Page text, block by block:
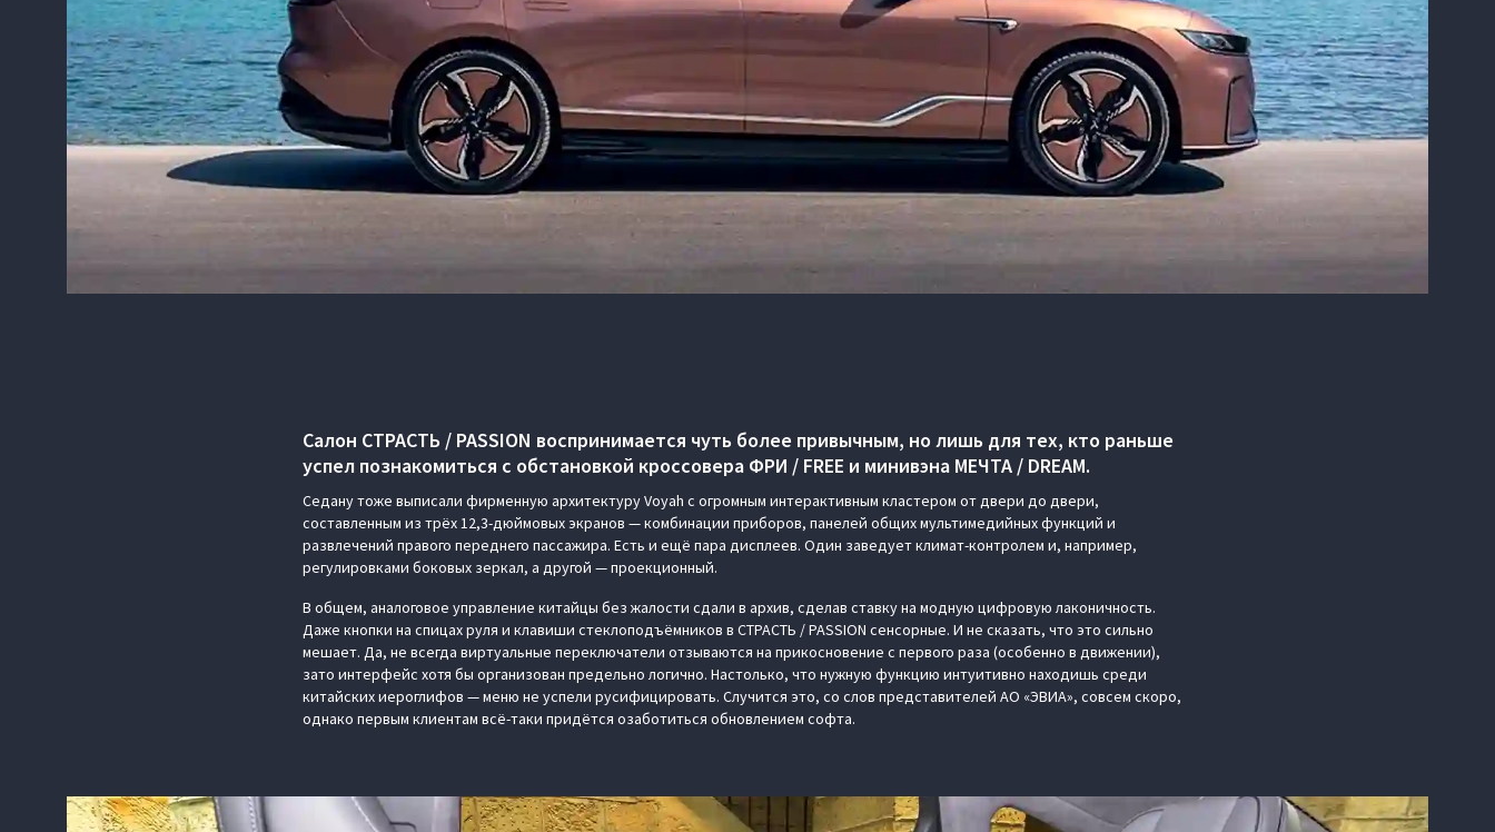
Салон СТРАСТЬ / PASSION воспринимается чуть более привычным, но лишь для тех, кто раньше
успел познакомиться с обстановкой кроссовера ФРИ / FREE и минивэна МЕЧТА / DREAM.
Седану тоже выписали фирменную архитектуру Voyah с огромным интерактивным кластером от двери до двери,
составленным из трёх 12,3-дюймовых экранов — комбинации приборов, панелей общих мультимедийных функций и
развлечений правого переднего пассажира. Есть и ещё пара дисплеев. Один заведует климат-контролем и, например,
регулировками боковых зеркал, а другой — проекционный.
В общем, аналоговое управление китайцы без жалости сдали в архив, сделав ставку на модную цифровую лаконичность.
Даже кнопки на спицах руля и клавиши стеклоподъёмников в СТРАСТЬ / PASSION сенсорные. И не сказать, что это сильно
мешает. Да, не всегда виртуальные переключатели отзываются на прикосновение с первого раза (особенно в движении),
зато интерфейс хотя бы организован предельно логично. Настолько, что нужную функцию интуитивно находишь среди
китайских иероглифов — меню не успели русифицировать. Случится это, со слов представителей АО «ЭВИА», совсем скоро,
однако первым клиентам всё-таки придётся озаботиться обновлением софта.